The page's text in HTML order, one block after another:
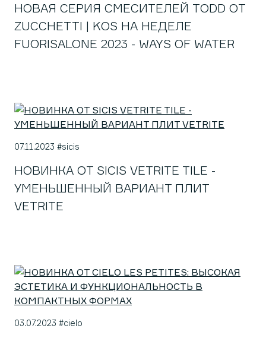
НОВАЯ СЕРИЯ СМЕСИТЕЛЕЙ TODD ОТ
ZUCCHETTI | KOS НА НЕДЕЛЕ
FUORISALONE 2023 - WAYS OF WATER
07.11.2023 #sicis
НОВИНКА ОТ SICIS VETRITE TILE -
УМЕНЬШЕННЫЙ ВАРИАНТ ПЛИТ
VETRITE
03.07.2023 #cielo